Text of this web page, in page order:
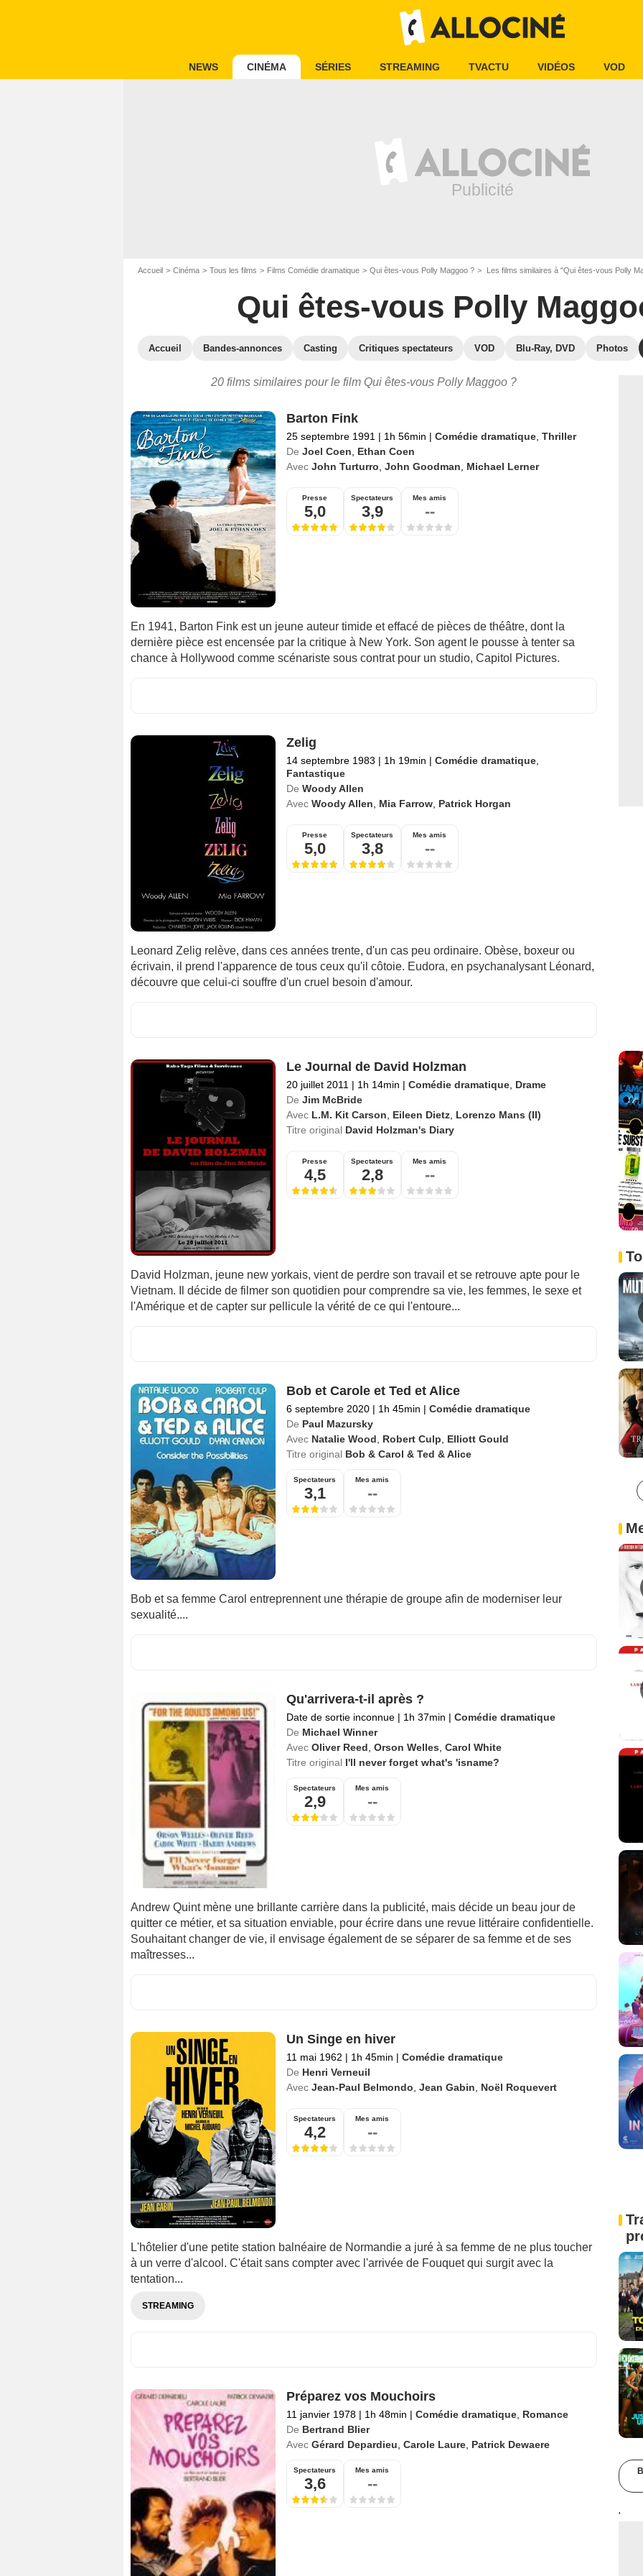
NEWS CINÉMA SÉRIES STREAMING TVACTU VIDÉOS VOD
Accueil Cinéma Tous les films Films Comédie dramatique Qui êtes-vous Polly Maggoo ? Les films similaires à "Qui êtes-vous Polly
Qui êtes-vous Polly
Accueil Bandes-annonces Casting Critiques spectateurs VOD Blu-Ray, DVD Photos
20 films similaires pour le film Qui êtes-vous Polly Maggoo ?
Barton Fink
25 septembre 1991 | 1h 56min | Comédie dramatique, Thriller
De Joel Coen
Ethan Coen
Avec John Turturro John Goodman Michael Lerner
Presse
5,0
Spectateurs
3,9
Mes amis
--
En 1941, Barton Fink est un jeune auteur timide et effacé de pièces de théâtre, dont la
dernière pièce est encensée par la critique à New York. Son agent le pousse à tenter sa
chance à Hollywood comme scénariste sous contrat pour un studio, Capitol Pictures.
Zelig
14 septembre 1983 | 1h 19min | Comédie dramatique,
Fantastique
De Woody Allen
Avec Woody Allen Mia Farrow, Patrick Horgan
Presse
5,0
Spectateurs
3,8
Mes amis
--
Leonard Zelig relève, dans ces années trente, d'un cas peu ordinaire. Obèse, boxeur ou
écrivain, il prend l'apparence de tous ceux qu'il côtoie. Eudora, en psychanalysant Léonard,
découvre que celui-ci souffre d'un cruel besoin d'amour.
Le Journal de David Holzman
20 juillet 2011 | 1h 14min | Comédie dramatique, Drame
De Jim McBride
Avec L.M. Kit Carson Eileen Dietz, Lorenzo Mans (II)
Titre original David Holzman's Diary
Presse
4,5
Spectateurs
2,8
Mes amis
--
David Holzman, jeune new yorkais, vient de perdre son travail et se retrouve apte pour le
Vietnam. Il décide de filmer son quotidien pour comprendre sa vie, les femmes, le sexe et
l'Amérique et de capter sur pellicule la vérité de ce qui l'entoure...
Bob et Carole et Ted et Alice
6 septembre 2020 | 1h 45min | Comédie dramatique
De Paul Mazursky
Avec Natalie Wood Robert Culp
Elliott Gould
Titre original Bob & Carol & Ted & Alice
Spectateurs
3,1
Mes amis
--
Bob et sa femme Carol entreprennent une thérapie de groupe afin de moderniser leur
sexualité....
Qu'arrivera-t-il après ?
Date de sortie inconnue | 1h 37min | Comédie dramatique
De Michael Winner
Avec Oliver Reed Orson Welles Carol White
Titre original I'll never forget what's 'isname?
Spectateurs
2,9
Mes amis
--
Andrew Quint mène une brillante carrière dans la publicité, mais décide un beau jour de
quitter ce métier, et sa situation enviable, pour écrire dans une revue littéraire confidentielle.
Souhaitant changer de vie, il envisage également de se séparer de sa femme et de ses
maîtresses...
Un Singe en hiver
11 mai 1962 | 1h 45min | Comédie dramatique
De Henri Verneuil
Avec Jean-Paul Belmondo Jean Gabin Noël Roquevert
Spectateurs
4,2
Mes amis
--
L'hôtelier d'une petite station balnéaire de Normandie a juré à sa femme de ne plus toucher
à un verre d'alcool. C'était sans compter avec l'arrivée de Fouquet qui surgit avec la
tentation...
STREAMING
Préparez vos Mouchoirs
11 janvier 1978 | 1h 48min | Comédie dramatique, Romance
De Bertrand Blier
Avec Gérard Depardieu Carole Laure, Patrick Dewaere
Spectateurs
3,6
Mes amis
--
'